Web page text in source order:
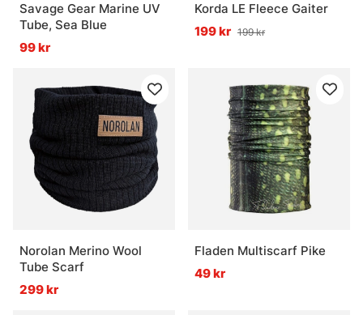
Savage Gear Marine UV
Tube, Sea Blue
99 kr
Korda LE Fleece Gaiter
199 kr 199 kr
Norolan Merino Wool
Tube Scarf
299 kr
Fladen Multiscarf Pike
49 kr